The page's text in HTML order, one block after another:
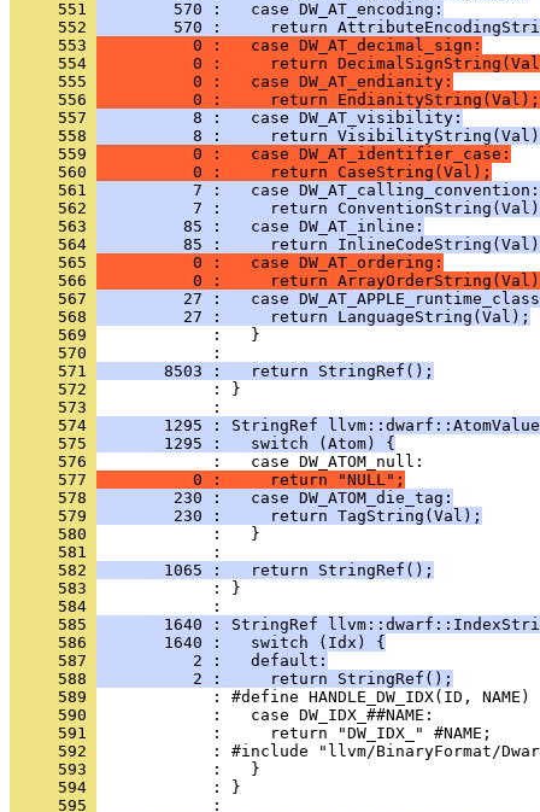
     551
        570 :   case DW_AT_encoding:
     552
570 :     return
     553
          0 :   case DW_AT_decimal_sign:
     554
0 :     return
     555
          0 :   case DW_AT_endianity:
     556
          0 :     return EndianityString(Val);
     557
          8 :   case DW_AT_visibility:
     558
8 :     return
     559
          0 :   case DW_AT_identifier_case:
     560
          0 :     return CaseString(Val);
     561
          7 :   case DW_AT_calling_convention:
     562
7 :     return
     563
         85 :   case DW_AT_inline:
     564
85 :     return
     565
          0 :   case DW_AT_ordering:
     566
0 :     return
     567
27 :   case
     568
         27 :     return LanguageString(Val);
     569
     570
     571
       8503 :   return StringRef();
     572
            : }
     573
     574
1295 : StringRef
     575
       1295 :   switch (Atom) {
     576
     577
          0 :     return "NULL";
     578
        230 :   case DW_ATOM_die_tag:
     579
        230 :     return TagString(Val);
     580
     581
     582
       1065 :   return StringRef();
     583
            : }
     584
     585
1640 : StringRef
     586
       1640 :   switch (Idx) {
     587
          2 :   default:
     588
          2 :     return StringRef();
     589
     590
     591
     592
     593
     594
            : }
     595